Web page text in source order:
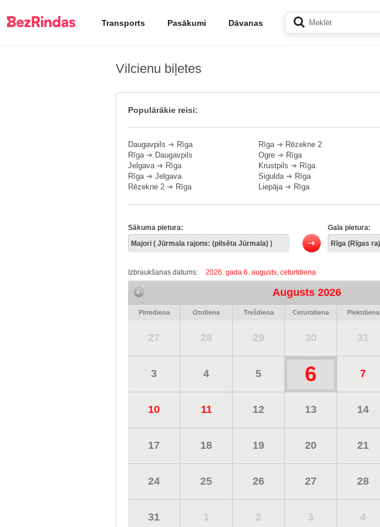
Transports Pasākumi Dāvanas
Vilcienu biļetes
Populārākie reisi:
Daugavpils ➔ Rīga
Rīga➔ Daugavpils
Jelgava➔ Rīga
Rīga➔ Jelgava
Rēzekne 2 ➔ Rīga
Rīga➔ Rēzekne 2
Ogre ➔ Rīga
Krustpils ➔ Rīga
Sigulda➔ Rīga
Liepāja➔ Rīga
Sākuma pietura: Gala pietura:
Izbraukšanas datums: 2026. gada 6. augusts, ceturtdiena
Augusts 2026
Pirmdiena Otrdiena Trešdiena Ceturtdiena Piektdiena
27 28 29 30 31
3 4 5 6 7
10 11 12 13 14
17 18 19 20 21
24 25 26 27 28
31 1 2 3 4